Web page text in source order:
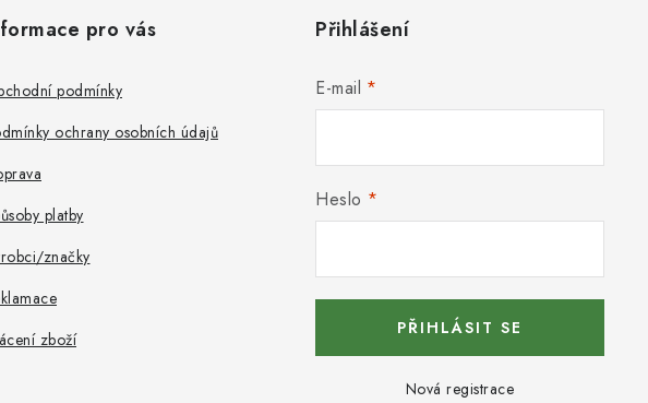
pro vás
podmínky
ochrany osobních údajů
platby
značky
zboží
Přihlášení
E-mail
Heslo
PŘIHLÁSIT SE
Nová registrace